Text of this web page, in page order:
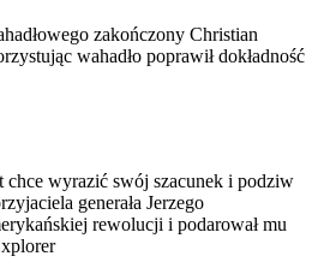
zakończony Christian
wahadło poprawił dokładność
chce wyrazić swój szacunek i podziw
generała Jerzego
rewolucji i podarował mu